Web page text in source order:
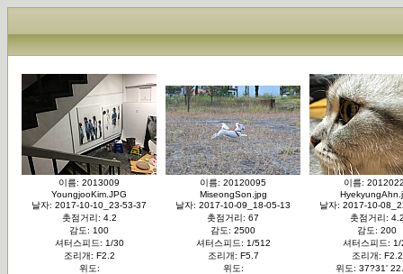
이름: 2013009
YoungjooKim.JPG
날자: 2017-10-10_23-53-37
촛점거리: 4.2
감도: 100
셔터스피드: 1/30
조리개: F2.2
위도:
이름: 20120095
MiseongSon.jpg
날자: 2017-10-09_18-05-13
촛점거리: 67
감도: 2500
셔터스피드: 1/512
조리개: F5.7
위도:
이름:
날자: 2017-10-
촛점거리:
감도: 200
셔터스피드: 1/
조리개: F2.2
위도: 37?31'